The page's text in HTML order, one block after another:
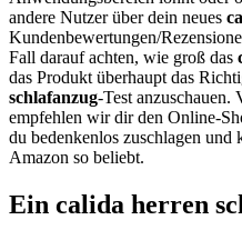
andere Nutzer über dein neues
Kundenbewertungen/
Fall darauf achten, wie groß das
das Produkt überhaupt das
schlafanzug-Test anzuschauen.
empfehlen wir dir den Online-
du bedenkenlos zuschlagen und
Amazon so beliebt.
Ein calida herren